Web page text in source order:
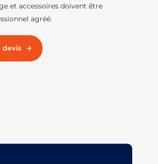
et accessoires doivent être
agréé.
devis